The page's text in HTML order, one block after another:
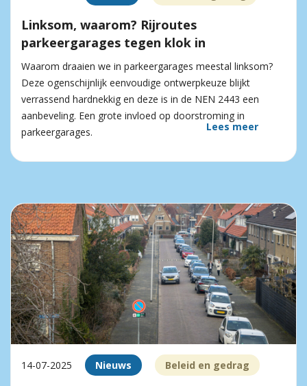
Linksom, waarom? Rijroutes
parkeergarages tegen klok in
Waarom draaien we in parkeergarages meestal linksom?
Deze ogenschijnlijk eenvoudige ontwerpkeuze blijkt
verrassend hardnekkig en deze is in de NEN 2443 een
aanbeveling. Een grote invloed op doorstroming in
parkeergarages.
Lees meer
14-07-2025 Nieuws Beleid en gedrag